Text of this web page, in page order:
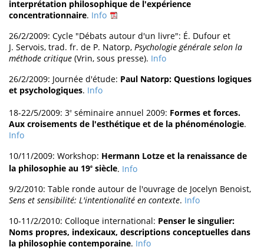
interprétation philosophique de l'expérience
concentrationnaire. Info
26/2/2009: Cycle "Débats autour d'un livre": É. Dufour et
J. Servois, trad. fr. de P. Natorp, Psychologie générale selon la
méthode critique (Vrin, sous presse). Info
26/2/2009: Journée d'étude: Paul Natorp: Questions logiques
et psychologiques. Info
18-22/5/2009: 3e séminaire annuel 2009: Formes et forces.
Aux croisements de l'esthétique et de la phénoménologie.
Info
10/11/2009: Workshop: Hermann Lotze et la renaissance de
la philosophie au 19e siècle. Info
9/2/2010: Table ronde autour de l'ouvrage de Jocelyn Benoist,
Sens et sensibilité: L'intentionalité en contexte. Info
10-11/2/2010: Colloque international: Penser le singulier:
Noms propres, indexicaux, descriptions conceptuelles dans
la philosophie contemporaine. Info